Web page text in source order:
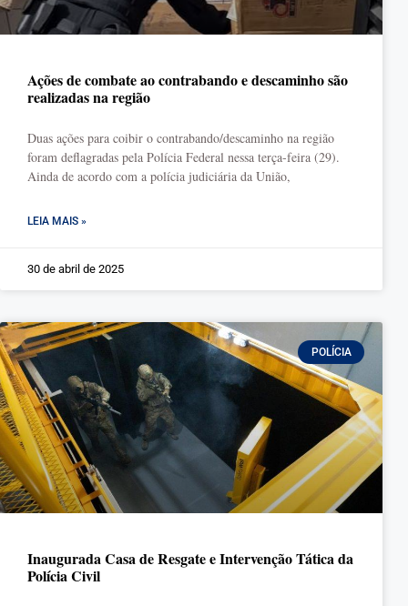
Ações de combate ao contrabando e descaminho são
realizadas na região
Duas ações para coibir o contrabando/descaminho na região
foram deflagradas pela Polícia Federal nessa terça-feira (29).
Ainda de acordo com a polícia judiciária da União,
LEIA MAIS »
30 de abril de 2025
POLÍCIA
Inaugurada Casa de Resgate e Intervenção Tática da
Polícia Civil